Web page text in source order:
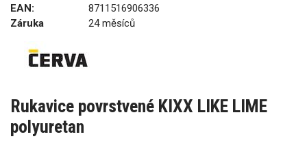
EAN:
8711516906336
Záruka
24 měsíců
Rukavice povrstvené KIXX LIKE LIME
polyuretan